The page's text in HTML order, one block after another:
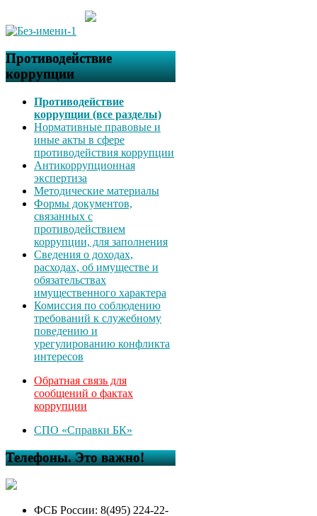
Противодействие
коррупции
Противодействие
коррупции (все разделы)
Нормативные правовые и
иные акты в сфере
противодействия коррупции
Антикоррупционная
экспертиза
Методические материалы
Формы документов,
связанных с
противодействием
коррупции, для заполнения
Сведения о доходах,
расходах, об имуществе и
обязательствах
имущественного характера
Комиссия по соблюдению
требований к служебному
поведению и
урегулированию конфликта
интересов
Обратная связь для
сообщений о фактах
коррупции
СПО «Справки БК»
Телефоны. Это важно!
ФСБ России: 8(495) 224-22-